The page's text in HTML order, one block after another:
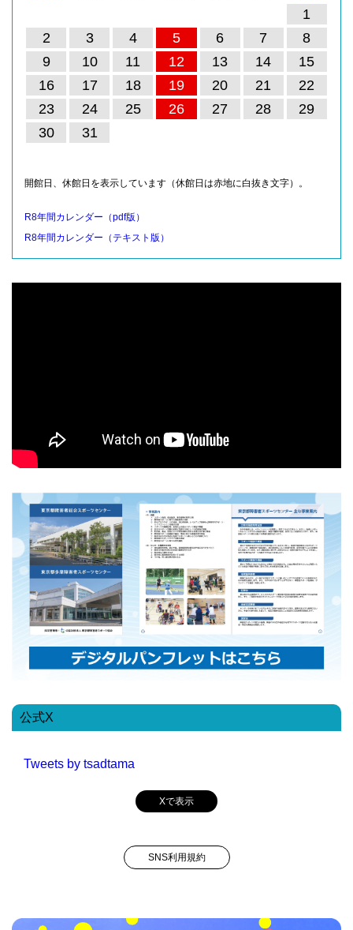
1
2
3 4 5 6 7
8
9
10 11 12 13 14
15
16
17 18 19 20 21
22
23
24 25 26 27 28
29
30
31
開館日、休館日を表示しています（休館日は赤地に白抜き文字）。
R8年間カレンダー（pdf版）
R8年間カレンダー（テキスト版）
公式X
Tweets by tsadtama
Xで表示
SNS利用規約